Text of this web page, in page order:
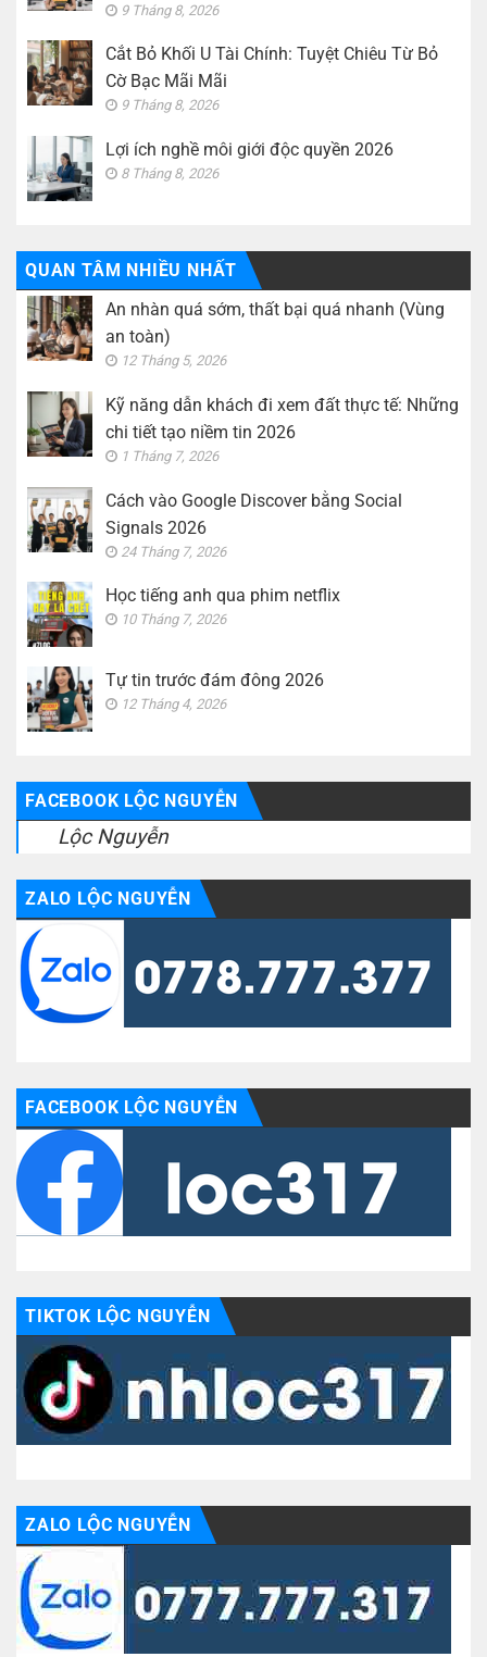
9 Tháng 8, 2026
Cắt Bỏ Khối U Tài Chính: Tuyệt Chiêu Từ Bỏ
Cờ Bạc Mãi Mãi
9 Tháng 8, 2026
Lợi ích nghề môi giới độc quyền 2026
8 Tháng 8, 2026
QUAN TÂM NHIỀU NHẤT
An nhàn quá sớm, thất bại quá nhanh (Vùng
an toàn)
12 Tháng 5, 2026
Kỹ năng dẫn khách đi xem đất thực tế: Những
chi tiết tạo niềm tin 2026
1 Tháng 7, 2026
Cách vào Google Discover bằng Social
Signals 2026
24 Tháng 7, 2026
Học tiếng anh qua phim netflix
10 Tháng 7, 2026
Tự tin trước đám đông 2026
12 Tháng 4, 2026
FACEBOOK LỘC NGUYỄN
Lộc Nguyễn
ZALO LỘC NGUYỄN
FACEBOOK LỘC NGUYỄN
TIKTOK LỘC NGUYỄN
ZALO LỘC NGUYỄN